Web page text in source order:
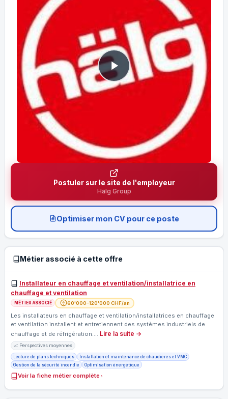
Postuler sur le site de l'employeur
Hälg Group
Optimiser mon CV pour ce poste
Métier associé à cette offre
Installateur en chauffage et ventilation/installatrice en
chauffage et ventilation
MÉTIER ASSOCIÉ 60'000–120'000 CHF/an
Les installateurs en chauffage et ventilation/installatrices en chauffage
et ventilation installent et entretiennent des systèmes industriels de
chauffage et de réfrigération.… Lire la suite →
📈 Perspectives moyennes
Lecture de plans techniques
Installation et maintenance de chaudières et VMC
Gestion de la sécurité incendie
Optimisation énergétique
Voir la fiche métier complète